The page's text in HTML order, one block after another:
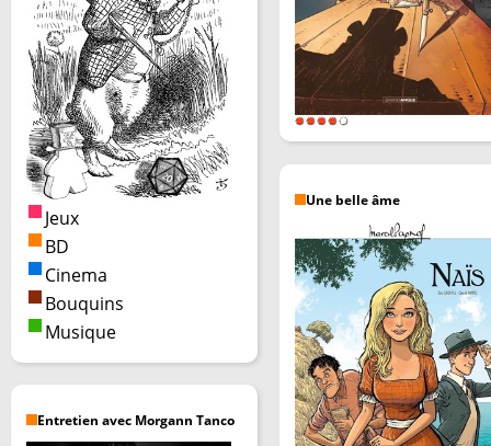
Jeux
BD
Cinema
Bouquins
Musique
Entretien avec Morgann Tanco
Une belle âme